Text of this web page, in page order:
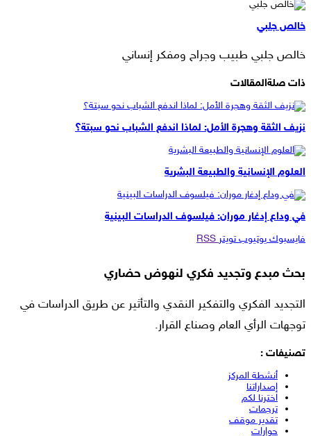
خالص جلبي
خالص جلبي طبيب وجراح ومفكر إنساني
ذات صلةالمقالات
نزيف الثقة وهجرة الأمل: لماذا اندفع الشباب نحو سبتة؟
العلوم الإنسانية والطبيعة البشرية
في وداع إدغار موران: فيلسوف الدراسات البينية
فايسبوك يوتيوب تويتر RSS
بحث مبدع وتجديد فكري لنهوض حضاري
التجديد الفكري والتفكير النقدي والتأثير عن طريق الدراسات في
توجهات الرأي العام وصناع القرار.
تصنيفات :
أنشطة المركز
إصداراتنا
اخترنا لكم
ترجمات
تقدير موقف
حوارات